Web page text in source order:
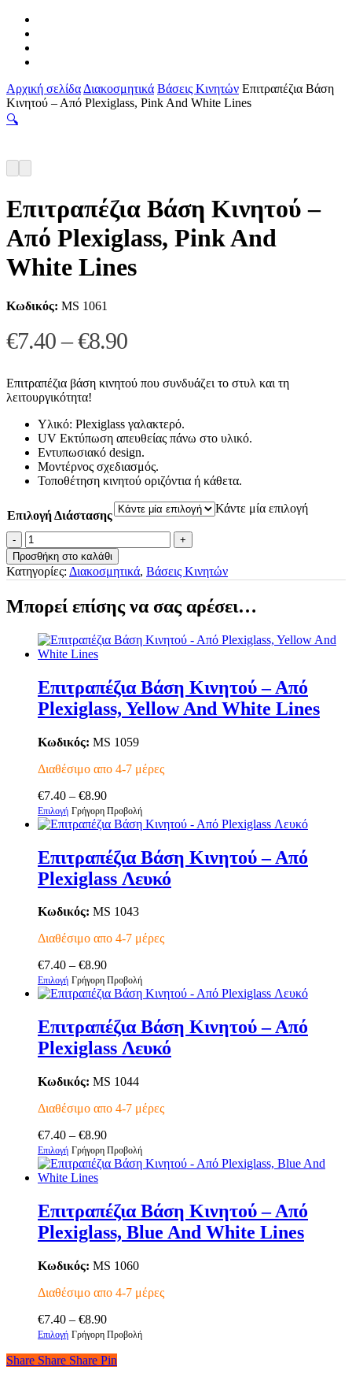
Αρχική σελίδα Διακοσμητικά Βάσεις Κινητών Επιτραπέζια Βάση
Κινητού – Από Plexiglass, Pink And White Lines
🔍
Επιτραπέζια Βάση Κινητού –
Από Plexiglass, Pink And
White Lines
Κωδικός: MS 1061
€7.40 – €8.90Price
€7.40
€8.90
Επιτραπέζια βάση κινητού που συνδυάζει το στυλ και τη
λειτουργικότητα!
Υλικό: Plexiglass γαλακτερό.
UV Εκτύπωση απευθείας πάνω στο υλικό.
Εντυπωσιακό design.
Μοντέρνος σχεδιασμός.
Τοποθέτηση κινητού οριζόντια ή κάθετα.
Επιλογή Διάστασης
Κάντε μία επιλογή
Επιτραπέζια
Βάση
Κινητού
-
Plexiglass,
And
White
ποσότητα
Προσθήκη στο καλάθι
Κατηγορίες: Διακοσμητικά, Βάσεις Κινητών
Μπορεί επίσης να σας αρέσει…
Επιτραπέζια Βάση Κινητού – Από
Plexiglass, Yellow And White Lines
Κωδικός: MS 1059
Διαθέσιμο απο 4-7 μέρες
€7.40 – €8.90Price
range:
€7.40
€8.90
Επιλογή Αυτό
το
πολλαπλές
παραλλαγές.
επιλογές
μπορούν
να
στη
σελίδα
του
Γρήγορη Προβολή
Επιτραπέζια Βάση Κινητού – Από
Plexiglass Λευκό
Κωδικός: MS 1043
Διαθέσιμο απο 4-7 μέρες
€7.40 – €8.90Price
range:
€7.40
€8.90
Επιλογή Αυτό
το
έχει
πολλαπλές
παραλλαγές.
επιλογές
μπορούν
να
στη
σελίδα
του
προϊόντος
Γρήγορη Προβολή
Επιτραπέζια Βάση Κινητού – Από
Plexiglass Λευκό
Κωδικός: MS 1044
Διαθέσιμο απο 4-7 μέρες
€7.40 – €8.90Price
range:
€7.40
Επιλογή Αυτό
το
προϊόν
πολλαπλές
παραλλαγές.
Οι
μπορούν
επιλεγούν
σελίδα
του
Γρήγορη Προβολή
Επιτραπέζια Βάση Κινητού – Από
Plexiglass, Blue And White Lines
Κωδικός: MS 1060
Διαθέσιμο απο 4-7 μέρες
€7.40 – €8.90Price
range:
through
Επιλογή Αυτό
προϊόν
Γρήγορη Προβολή
Share
Share Share Share Pin